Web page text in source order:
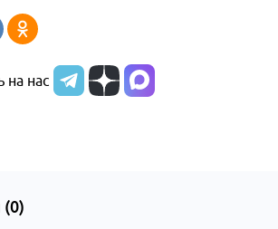
на нас
(0)